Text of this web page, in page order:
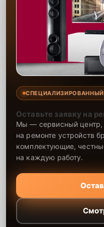
СПЕЦИАЛИЗИРОВАННЫЙ
Оставьте заявку на
Мы — сервисный центр,
на ремонте устройств
комплектующие,
на каждую работу.